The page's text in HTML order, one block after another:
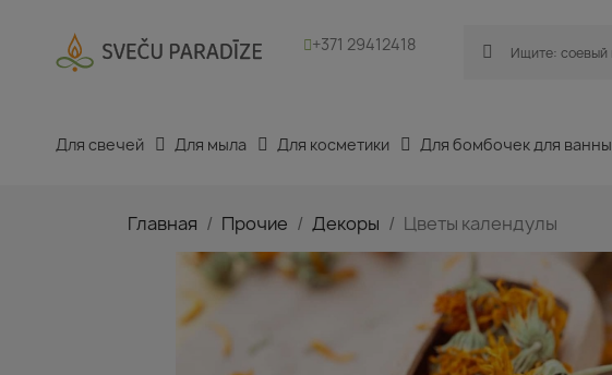
+371 29412418
Для свечей Для мыла Для косметики Для бомбочек для ванны
Главная Прочие Декоры Цветы календулы